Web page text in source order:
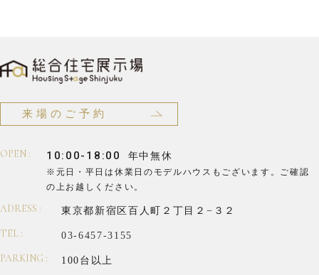
来場のご予約
OPEN : 10:00-18:00 年中無休
※元日・平日は休業日のモデルハウスもございます。 ご確認
の上お越しください。
ADRESS : 東京都新宿区百人町２丁目２−３２
TEL : 03-6457-3155
PARKING : 100台以上